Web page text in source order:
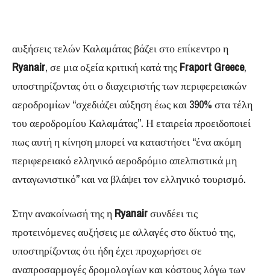
αυξήσεις τελών Καλαμάτας βάζει στο επίκεντρο η
Ryanair, σε μια οξεία κριτική κατά της Fraport Greece,
υποστηρίζοντας ότι ο διαχειριστής των περιφερειακών
αεροδρομίων “σχεδιάζει αύξηση έως και 390% στα τέλη
του αεροδρομίου Καλαμάτας”. Η εταιρεία προειδοποιεί
πως αυτή η κίνηση μπορεί να καταστήσει “ένα ακόμη
περιφερειακό ελληνικό αεροδρόμιο απελπιστικά μη
ανταγωνιστικό” και να βλάψει τον ελληνικό τουρισμό.
Στην ανακοίνωσή της η Ryanairσυνδέει τις
προτεινόμενες αυξήσεις με αλλαγές στο δίκτυό της,
υποστηρίζοντας ότι ήδη έχει προχωρήσει σε
αναπροσαρμογές δρομολογίων και κόστους λόγω των